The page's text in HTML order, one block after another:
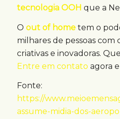
tecnologia OOH que a
O out of hometem o
milhares de pessoas com
criativas e inovadoras.
Entre em contato agora
Fonte:
https://
assume-midia-dos-